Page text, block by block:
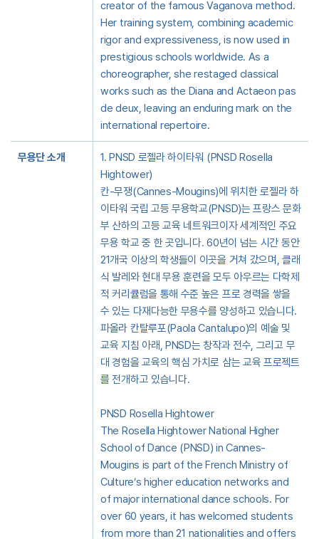
creator of the famous Vaganova method.
Her training system, combining academic
rigor and expressiveness, is now used in
prestigious schools worldwide. As a
choreographer, she restaged classical
works such as the Diana and Actaeon pas
de deux, leaving an enduring mark on the
international repertoire.
무용단 소개
1. PNSD 로젤라 하이타워 (PNSD Rosella
Hightower)
칸-무쟁(Cannes-Mougins)에 위치한 로젤라 하
이타워 국립 고등 무용학교(PNSD)는 프랑스 문화
부 산하의 고등 교육 네트워크이자 세계적인 주요
무용 학교 중 한 곳입니다. 60년이 넘는 시간 동안
21개국 이상의 학생들이 이곳을 거쳐 갔으며, 클래
식 발레와 현대 무용 훈련을 모두 아우르는 다학제
적 커리큘럼을 통해 수준 높은 프로 경력을 쌓을
수 있는 다재다능한 무용수를 양성하고 있습니다.
파올라 칸탈루포(Paola Cantalupo)의 예술 및
교육 지침 아래, PNSD는 창작과 전수, 그리고 무
대 경험을 교육의 핵심 가치로 삼는 교육 프로젝트
를 전개하고 있습니다.
PNSD Rosella Hightower
The Rosella Hightower National Higher
School of Dance (PNSD) in Cannes-
Mougins is part of the French Ministry of
Culture’s higher education networks and
of major international dance schools. For
over 60 years, it has welcomed students
from more than 21 nationalities and offers